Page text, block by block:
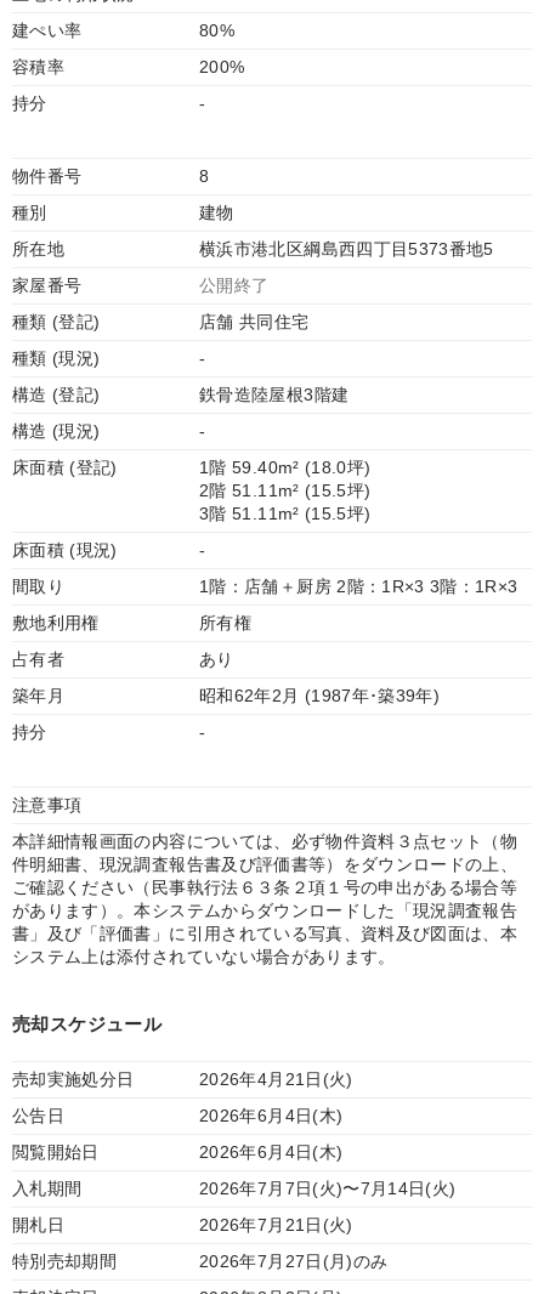
建ぺい率
80%
容積率
200%
持分
-
物件番号
8
種別
建物
所在地
横浜市港北区綱島西四丁目5373番地5
家屋番号
公開終了
種類 (登記)
店舗 共同住宅
種類 (現況)
-
構造 (登記)
鉄骨造陸屋根3階建
構造 (現況)
-
床面積 (登記)
1階 59.40m² (18.0坪)
2階 51.11m² (15.5坪)
3階 51.11m² (15.5坪)
床面積 (現況)
-
間取り
1階：店舗＋厨房 2階：1R×3 3階：1R×3
敷地利用権
所有権
占有者
あり
築年月
昭和62年2月 (1987年･築39年)
持分
-
注意事項
本詳細情報画面の内容については、必ず物件資料３点セット（物
件明細書、現況調査報告書及び評価書等）をダウンロードの上、
ご確認ください（民事執行法６３条２項１号の申出がある場合等
があります）。本システムからダウンロードした「現況調査報告
書」及び「評価書」に引用されている写真、資料及び図面は、本
システム上は添付されていない場合があります。
売却スケジュール
売却実施処分日
2026年4月21日(火)
公告日
2026年6月4日(木)
閲覧開始日
2026年6月4日(木)
入札期間
2026年7月7日(火)〜7月14日(火)
開札日
2026年7月21日(火)
特別売却期間
2026年7月27日(月)のみ